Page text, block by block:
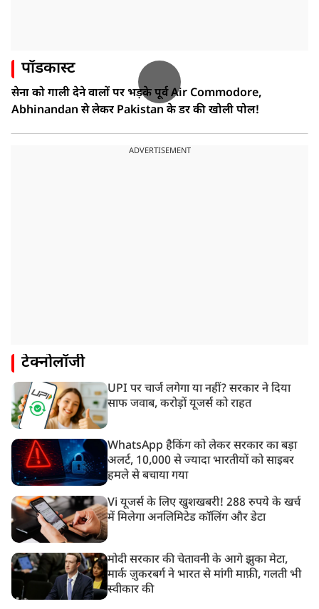
पॉडकास्ट
सेना को गाली देने वालों पर भड़के पूर्व Air Commodore,
Abhinandan से लेकर Pakistan के डर की खोली पोल!
ADVERTISEMENT
टेक्नोलॉजी
UPI पर चार्ज लगेगा या नहीं? सरकार ने दिया
साफ जवाब, करोड़ों यूजर्स को राहत
WhatsApp हैकिंग को लेकर सरकार का बड़ा
अलर्ट, 10,000 से ज्यादा भारतीयों को साइबर
हमले से बचाया गया
Vi यूजर्स के लिए खुशखबरी! 288 रुपये के खर्च
में मिलेगा अनलिमिटेड कॉलिंग और डेटा
मोदी सरकार की चेतावनी के आगे झुका मेटा,
मार्क ज़ुकरबर्ग ने भारत से मांगी माफ़ी, गलती भी
स्वीकार की